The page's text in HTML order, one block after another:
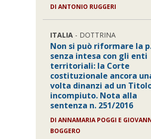
DIANTONIO RUGGERI
ITALIA - DOTTRINA
Non si può riformare la
senza intesa con gli enti
territoriali: la Corte
costituzionale ancora
volta dinanzi ad un
incompiuto. Nota alla
sentenza n. 251/2016
DIANNAMARIA POGGI E
BOGGERO